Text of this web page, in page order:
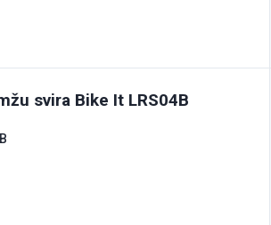
svira Bike It LRS04B